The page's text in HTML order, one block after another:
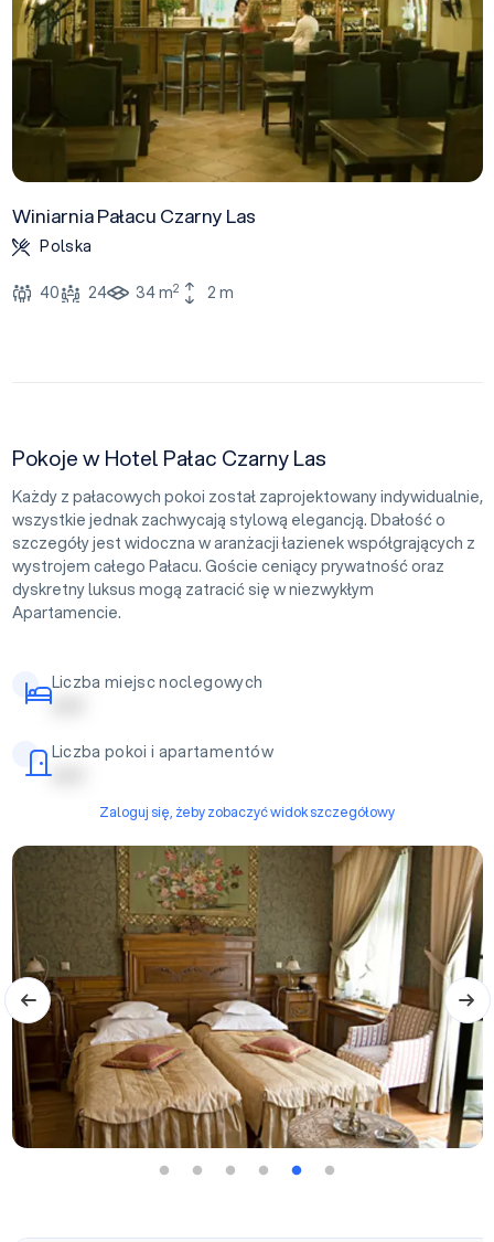
Winiarnia Pałacu Czarny Las
Polska
40 24 34 m2 2 m
Pokoje w Hotel Pałac Czarny Las
Każdy z pałacowych pokoi został zaprojektowany indywidualnie,
wszystkie jednak zachwycają stylową elegancją. Dbałość o
szczegóły jest widoczna w aranżacji łazienek współgrających z
wystrojem całego Pałacu. Goście ceniący prywatność oraz
dyskretny luksus mogą zatracić się w niezwykłym
Apartamencie.
Liczba miejsc noclegowych
| | | | |
Liczba pokoi i apartamentów
| | | | |
Zaloguj się, żeby zobaczyć widok szczegółowy